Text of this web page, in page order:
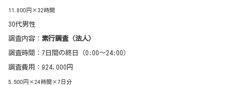
11,800円×32時間
30代男性
調査内容： 素行調査（法人）
調査時間：7日間の終日（0:00〜24:00）
調査費用：924,000円
5,500円×24時間×7日分